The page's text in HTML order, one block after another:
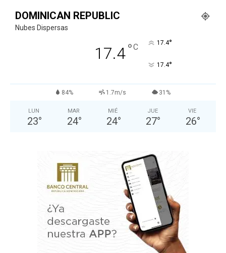
DOMINICAN REPUBLIC
Nubes Dispersas
17.4°C 17.4°
17.4°
84% 1.7m/s 31%
LUN
23°
MAR
24°
MIÉ
24°
JUE
27°
VIE
26°